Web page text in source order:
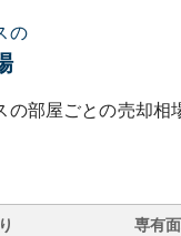
の
の部屋ごとの売却相
専有